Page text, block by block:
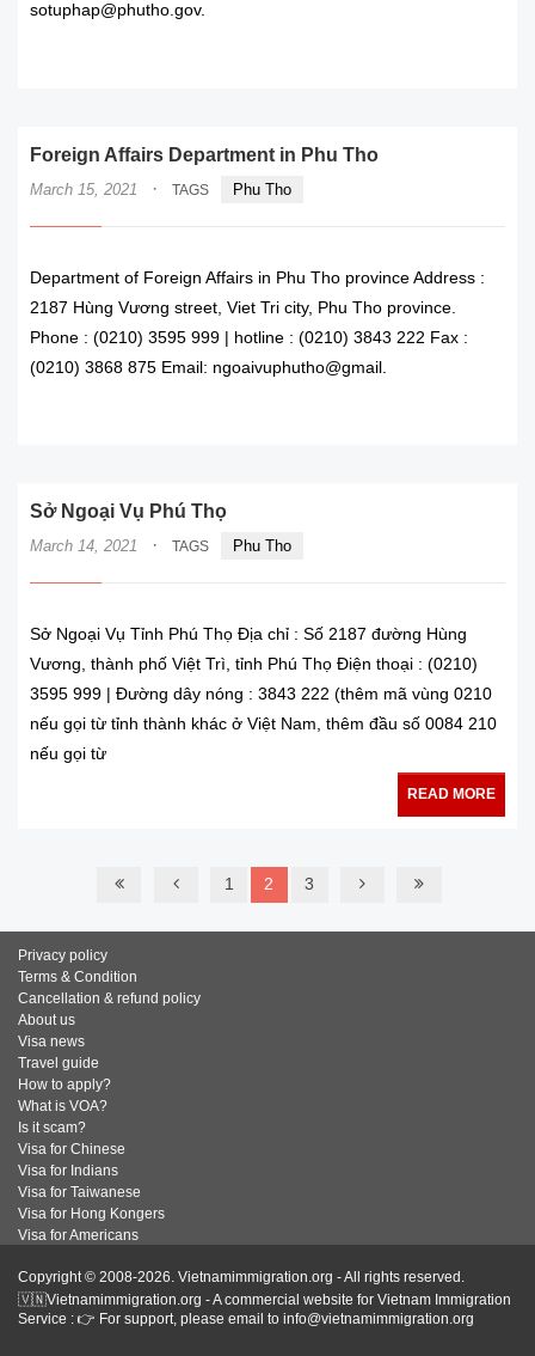
sotuphap@phutho.gov.
Foreign Affairs Department in Phu Tho
March 15, 2021 · TAGS Phu Tho
Department of Foreign Affairs in Phu Tho province Address :
2187 Hùng Vương street, Viet Tri city, Phu Tho province.
Phone : (0210) 3595 999 | hotline : (0210) 3843 222 Fax :
(0210) 3868 875 Email: ngoaivuphutho@gmail.
Sở Ngoại Vụ Phú Thọ
March 14, 2021 · TAGS Phu Tho
Sở Ngoại Vụ Tỉnh Phú Thọ Địa chỉ : Số 2187 đường Hùng
Vương, thành phố Việt Trì, tỉnh Phú Thọ Điện thoại : (0210)
3595 999 | Đường dây nóng : 3843 222 (thêm mã vùng 0210
nếu gọi từ tỉnh thành khác ở Việt Nam, thêm đầu số 0084 210
nếu gọi từ
READ MORE
1 2 3
Privacy policy
Terms & Condition
Cancellation & refund policy
About us
Visa news
Travel guide
How to apply?
What is VOA?
Is it scam?
Visa for Chinese
Visa for Indians
Visa for Taiwanese
Visa for Hong Kongers
Visa for Americans
Copyright © 2008-2026. Vietnamimmigration.org - All rights reserved.
🇻🇳Vietnamimmigration.org - A commercial website for Vietnam Immigration
Service : 👉 For support, please email to info@vietnamimmigration.org